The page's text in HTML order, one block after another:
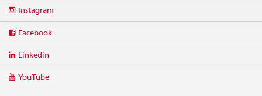
media
Instagram
Facebook
Linkedin
YouTube